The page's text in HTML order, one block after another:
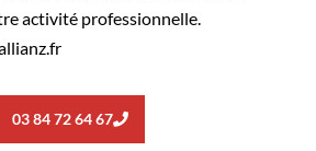
activité professionnelle.
03 84 72 64 67